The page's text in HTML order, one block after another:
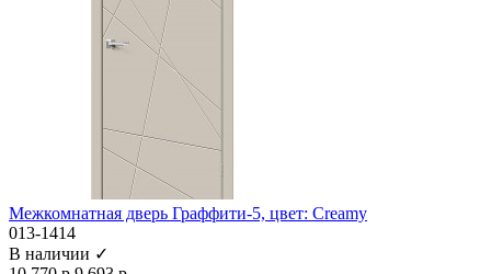
Межкомнатная дверь Граффити-5, цвет: Creamy
013-1414
В наличии ✓